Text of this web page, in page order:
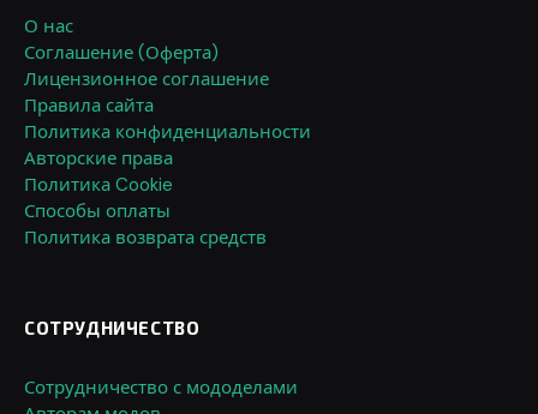
О нас
Соглашение (Оферта)
Лицензионное соглашение
Правила сайта
Политика конфиденциальности
Авторские права
Политика Cookie
Способы оплаты
Политика возврата средств
СОТРУДНИЧЕСТВО
Сотрудничество с мододелами